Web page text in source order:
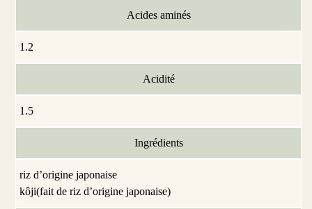
Acides aminés
1.2
Acidité
1.5
Ingrédients
riz d’origine japonaise
kôji(fait de riz d’origine japonaise)